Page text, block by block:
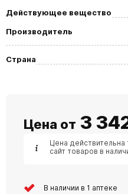
Действующее вещество
Производитель
Страна
Цена от 3
Цена действительна
сайт товаров в
В наличии в 1 аптеке